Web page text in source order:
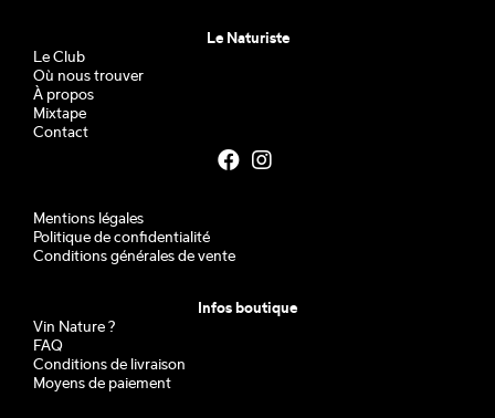
Le Naturiste
Le Club
Où nous trouver
À propos
Mixtape
Contact
Mentions légales
Politique de confidentialité
Conditions générales de vente
Infos boutique
Vin Nature ?
FAQ
Conditions de livraison
Moyens de paiement